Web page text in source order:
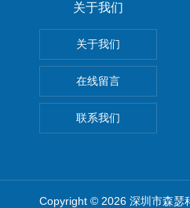
关于我们
关于我们
在线留言
联系我们
Copyright © 2026 深圳市森瑟